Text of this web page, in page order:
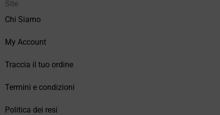
Site
Chi Siamo
My Account
Traccia il tuo ordine
Termini e condizioni
Politica dei resi